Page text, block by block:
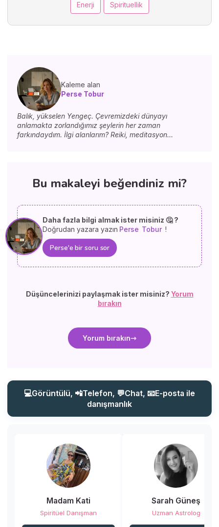
Enerji Spirituellik
Kaleme alan
Perse Tobur
Balık, yükselen Yengeç. Çevremizdeki dünyayı
anlamakta zorlandığımız şeylerin her zaman
farkındaydım. İlgi alanlarım? Reiki, meditasyon...
Bu makaleyi beğendiniz mi?
Daha fazla bilgi almak ister misiniz 🤔 ?
Doğrudan yazara yazın Perse Tobur !
Perse'e bir soru sor
Düşüncelerinizi paylaşmak ister misiniz? Yorum
bırakın
Yorum bırakın
💻Görüntülü, 📲Telefon, 💬Chat, 📧E-posta ile
danışmanlık
Madam Kati
Spiritüel Danışman
Sarah Güneş
Uzman Astrolog